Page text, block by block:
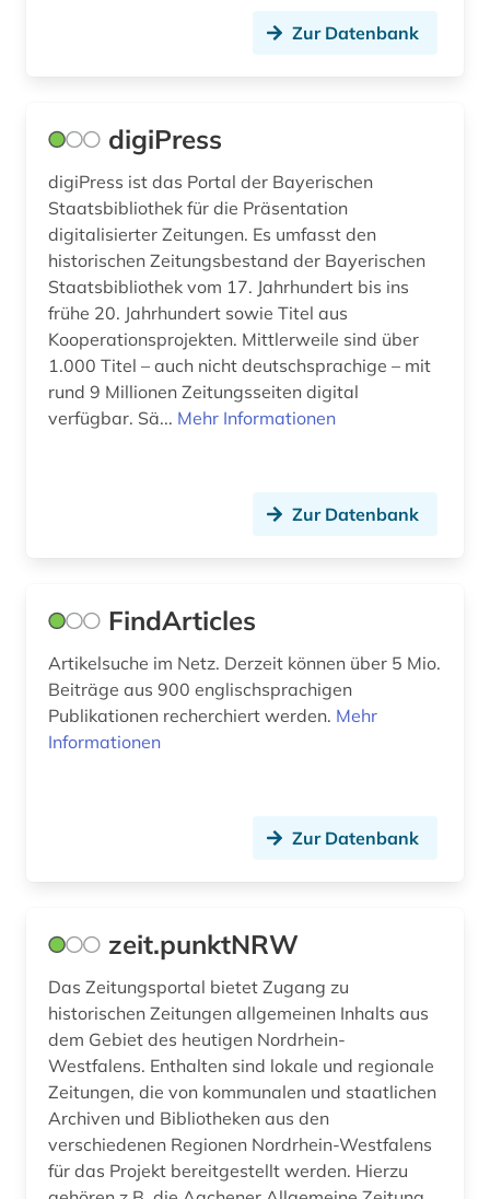
Zur Datenbank
digiPress
digiPress ist das Portal der Bayerischen
Staatsbibliothek für die Präsentation
digitalisierter Zeitungen. Es umfasst den
historischen Zeitungsbestand der Bayerischen
Staatsbibliothek vom 17. Jahrhundert bis ins
frühe 20. Jahrhundert sowie Titel aus
Kooperationsprojekten. Mittlerweile sind über
1.000 Titel – auch nicht deutschsprachige – mit
rund 9 Millionen Zeitungsseiten digital
verfügbar. Sä... Mehr Informationen
Zur Datenbank
FindArticles
Artikelsuche im Netz. Derzeit können über 5 Mio.
Beiträge aus 900 englischsprachigen
Publikationen recherchiert werden. Mehr
Informationen
Zur Datenbank
zeit.punktNRW
Das Zeitungsportal bietet Zugang zu
historischen Zeitungen allgemeinen Inhalts aus
dem Gebiet des heutigen Nordrhein-
Westfalens. Enthalten sind lokale und regionale
Zeitungen, die von kommunalen und staatlichen
Archiven und Bibliotheken aus den
verschiedenen Regionen Nordrhein-Westfalens
für das Projekt bereitgestellt werden. Hierzu